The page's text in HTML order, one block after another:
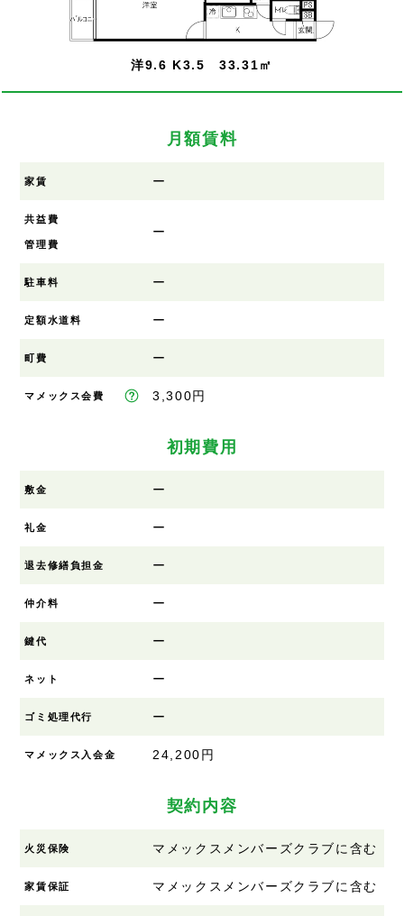
洋9.6 K3.5 33.31㎡
月額賃料
家賃 ー
共益費
管理費
ー
駐車料 ー
定額水道料 ー
町費 ー
マメックス会費 3,300円
初期費用
敷金 ー
礼金 ー
退去修繕負担金 ー
仲介料 ー
鍵代 ー
ネット ー
ゴミ処理代行 ー
マメックス入会金 24,200円
契約内容
火災保険 マメックスメンバーズクラブに含む
家賃保証 マメックスメンバーズクラブに含む